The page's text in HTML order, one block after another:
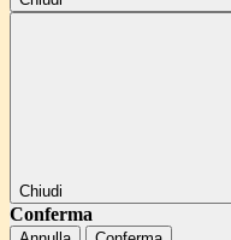
Chiudi
Conferma